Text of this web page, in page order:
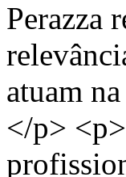
Perazza
atuam
</p>